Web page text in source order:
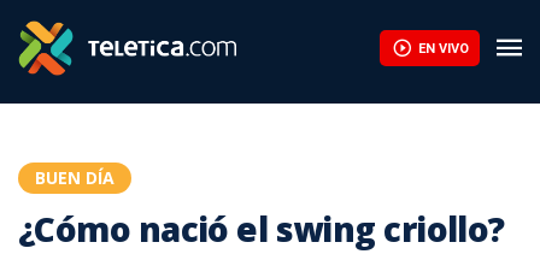
EN VIVO
BUEN DÍA
¿Cómo nació el swing criollo?